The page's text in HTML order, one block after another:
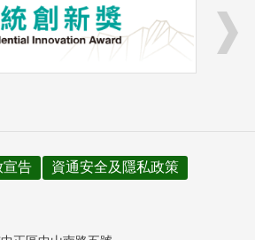
宣告
資通安全及隱私政策